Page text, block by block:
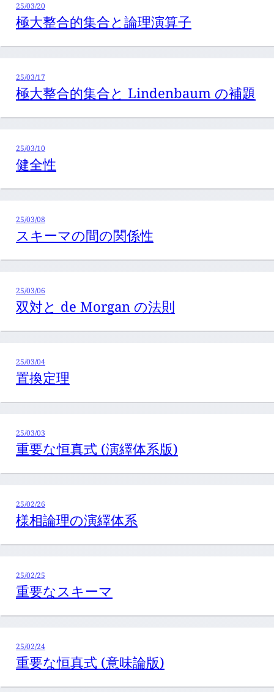
25/03/20
極大整合的集合と論理演算子
25/03/17
極大整合的集合と Lindenbaum の補題
25/03/10
健全性
25/03/08
スキーマの間の関係性
25/03/06
双対と de Morgan の法則
25/03/04
置換定理
25/03/03
重要な恒真式 (演繹体系版)
25/02/26
様相論理の演繹体系
25/02/25
重要なスキーマ
25/02/24
重要な恒真式 (意味論版)